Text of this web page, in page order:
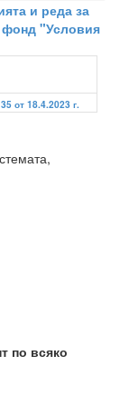
и реда за
фонд "Условия
от 18.4.2023 г.
по всяко